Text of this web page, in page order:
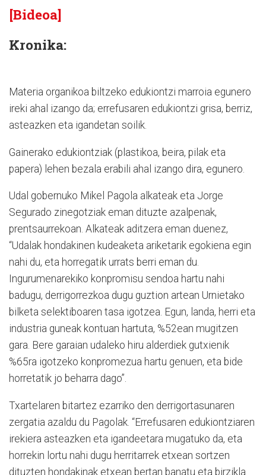
[Bideoa]
Kronika:
Materia organikoa biltzeko edukiontzi marroia egunero
ireki ahal izango da; errefusaren edukiontzi grisa, berriz,
asteazken eta igandetan soilik.
Gainerako edukiontziak (plastikoa, beira, pilak eta
papera) lehen bezala erabili ahal izango dira, egunero.
Udal gobernuko Mikel Pagola alkateak eta Jorge
Segurado zinegotziak eman dituzte azalpenak,
prentsaurrekoan. Alkateak aditzera eman duenez,
“Udalak hondakinen kudeaketa ariketarik egokiena egin
nahi du, eta horregatik urrats berri eman du.
Ingurumenarekiko konpromisu sendoa hartu nahi
badugu, derrigorrezkoa dugu guztion artean Urnietako
bilketa selektiboaren tasa igotzea. Egun, landa, herri eta
industria guneak kontuan hartuta, %52ean mugitzen
gara. Bere garaian udaleko hiru alderdiek gutxienik
%65ra igotzeko konpromezua hartu genuen, eta bide
horretatik jo beharra dago”.
Txartelaren bitartez ezarriko den derrigortasunaren
zergatia azaldu du Pagolak. “Errefusaren edukiontziaren
irekiera asteazken eta igandeetara mugatuko da, eta
horrekin lortu nahi dugu herritarrek etxean sortzen
dituzten hondakinak etxean bertan banatu eta birzikla